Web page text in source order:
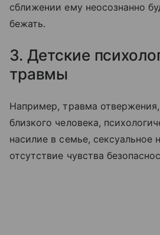
сближении ему неосознанно
бежать.
3. Детские
травмы
Например, травма
близкого человека,
насилие в семье, сексуальное
отсутствие чувства